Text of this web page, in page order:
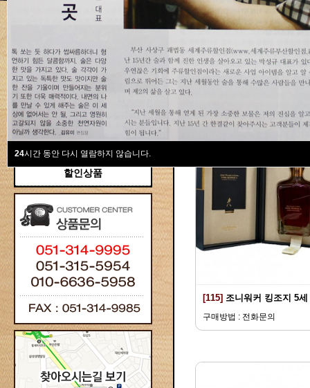
24시간 동안 다시 열람하지 않습니다.
새계주류부산할인점
위스키
브랜디/꼬냑
와인선물세트
와인
선물용
할인상품
Total 115건1 페이지
[115] 조니워커 킹조지 5세
구매방법 : 전화문의